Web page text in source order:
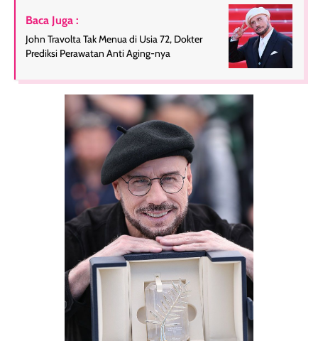
Baca Juga :
John Travolta Tak Menua di Usia 72, Dokter
Prediksi Perawatan Anti Aging-nya